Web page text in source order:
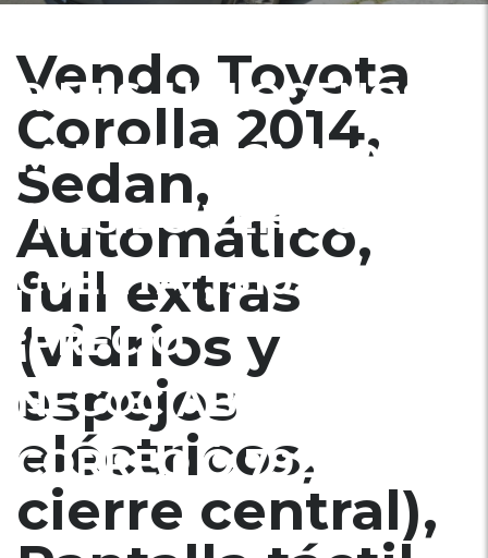
RINES, HALOGENOS,
MUY ECONÓMICO,
“RECIBO VEHICULO A
CUENTA”, $10500
¡PRECIO
NEGOCIABLE!, INF. AL
CORREO Ó 79278982
Vendo Toyota
Corolla 2014,
Sedan,
Automático,
full extras
(vidrios y
espejos
eléctricos,
cierre central),